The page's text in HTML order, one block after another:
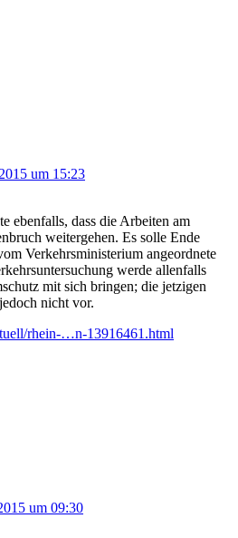
um 15:23
ebenfalls, dass die Arbeiten am
weitergehen. Es solle Ende
Verkehrsministerium angeordnete
werde allenfalls
mit sich bringen; die jetzigen
nicht vor.
rhein-…n-13916461.html
um 09:30